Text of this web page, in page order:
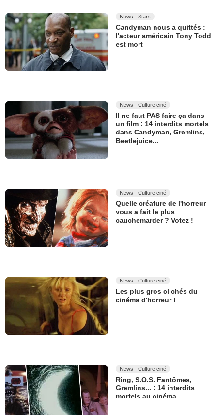
News - Stars
Candyman nous a quittés :
l'acteur américain Tony Todd
est mort
News - Culture ciné
Il ne faut PAS faire ça dans
un film : 14 interdits mortels
dans Candyman, Gremlins,
Beetlejuice...
News - Culture ciné
Quelle créature de l'horreur
vous a fait le plus
cauchemarder ? Votez !
News - Culture ciné
Les plus gros clichés du
cinéma d'horreur !
News - Culture ciné
Ring, S.O.S. Fantômes,
Gremlins... : 14 interdits
mortels au cinéma